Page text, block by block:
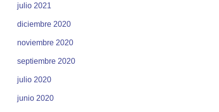
julio 2021
diciembre 2020
noviembre 2020
septiembre 2020
julio 2020
junio 2020